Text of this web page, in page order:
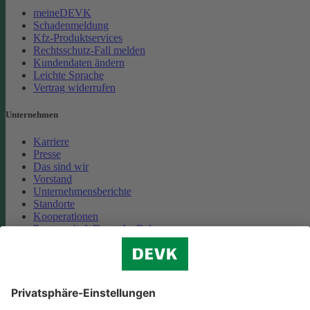
meineDEVK
Schadenmeldung
Kfz-Produktservices
Rechtsschutz-Fall melden
Kundendaten ändern
Leichte Sprache
Vertrag widerrufen
Unternehmen
Karriere
Presse
Das sind wir
Vorstand
Unternehmensberichte
Standorte
Kooperationen
Partnerschaft Deutsche Bahn